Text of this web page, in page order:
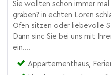
Sie wollten schon immer
graben? in echten Loren
Ofen sitzen oder liebevolle
Dann sind Sie bei uns mit
ein....
Appartementhaus,